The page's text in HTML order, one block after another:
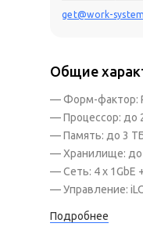
— Форм-фактор:
— Процессор: до
— Память: до 3
— Хранилище: до
— Сеть: 4 x 1GbE
— Управление:
Подробнее
Общие
get@work-